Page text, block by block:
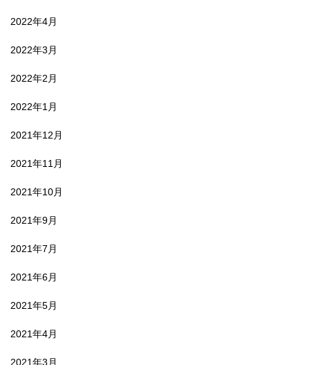
2022年4月
2022年3月
2022年2月
2022年1月
2021年12月
2021年11月
2021年10月
2021年9月
2021年7月
2021年6月
2021年5月
2021年4月
2021年3月